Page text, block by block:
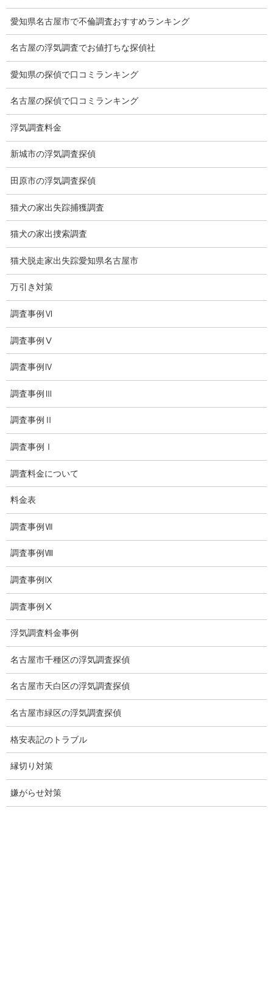
会社案内
損害保険調査
会社沿革
プライバシーポリシー
探偵業法
探偵エッセイ
探偵コラム
探偵日記
夫婦の信頼関係
お知らせ
いじめ相談
子供の虐待
児童虐待防止対策
子供のいじめ相談
いじめ相談・愛知県名古屋
子供のいじめ問題・いじめ相談、小学生、中学生、高校生
日本版DBS
お問い合わせ
愛知県内出張面談実施中
浮気調査専門
行動調査
法人調査
企業調査
愛知探偵
愛知県探偵
探偵愛知県
愛知県名古屋市で不倫調査おすすめランキング
名古屋の浮気調査でお値打ちな探偵社
愛知県の探偵で口コミランキング
名古屋の探偵で口コミランキング
浮気調査料金
新城市の浮気調査探偵
田原市の浮気調査探偵
猫犬の家出失踪捕獲調査
猫犬の家出捜索調査
猫犬脱走家出失踪愛知県名古屋市
万引き対策
調査事例Ⅵ
調査事例Ⅴ
調査事例Ⅳ
調査事例Ⅲ
調査事例Ⅱ
調査事例Ⅰ
調査料金について
料金表
調査事例Ⅶ
調査事例Ⅷ
調査事例Ⅸ
調査事例Ⅹ
浮気調査料金事例
名古屋市千種区の浮気調査探偵
名古屋市天白区の浮気調査探偵
名古屋市緑区の浮気調査探偵
格安表記のトラブル
縁切り対策
嫌がらせ対策